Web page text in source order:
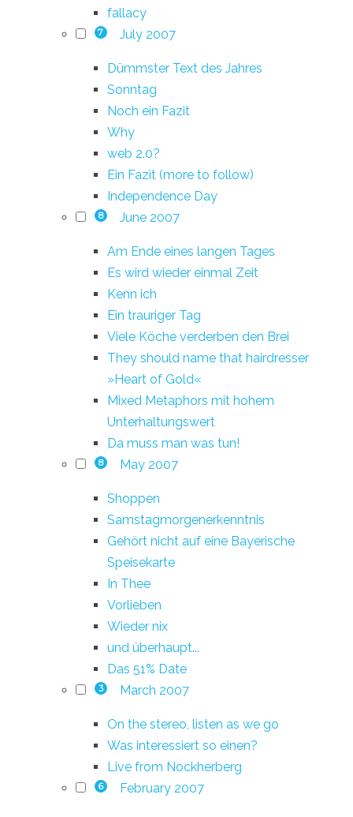
fallacy
7 July 2007
Dümmster Text des Jahres
Sonntag
Noch ein Fazit
Why
web 2.0?
Ein Fazit (more to follow)
Independence Day
8 June 2007
Am Ende eines langen Tages
Es wird wieder einmal Zeit
Kenn ich
Ein trauriger Tag
Viele Köche verderben den Brei
They should name that hairdresser
»Heart of Gold«
Mixed Metaphors mit hohem
Unterhaltungswert
Da muss man was tun!
8 May 2007
Shoppen
Samstagmorgenerkenntnis
Gehört nicht auf eine Bayerische
Speisekarte
In Thee
Vorlieben
Wieder nix
und überhaupt...
Das 51% Date
3 March 2007
On the stereo, listen as we go
Was interessiert so einen?
Live from Nockherberg
6 February 2007